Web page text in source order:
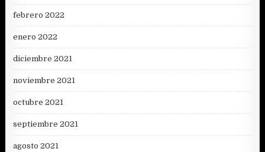
febrero 2022
enero 2022
diciembre 2021
noviembre 2021
octubre 2021
septiembre 2021
agosto 2021